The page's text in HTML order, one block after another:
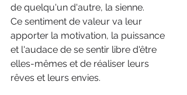
de quelqu'un d'autre, la sienne.
Ce sentiment de valeur va leur
apporter la motivation, la puissance
et l'audace de se sentir libre d'être
elles-mêmes et de réaliser leurs
rêves et leurs envies.